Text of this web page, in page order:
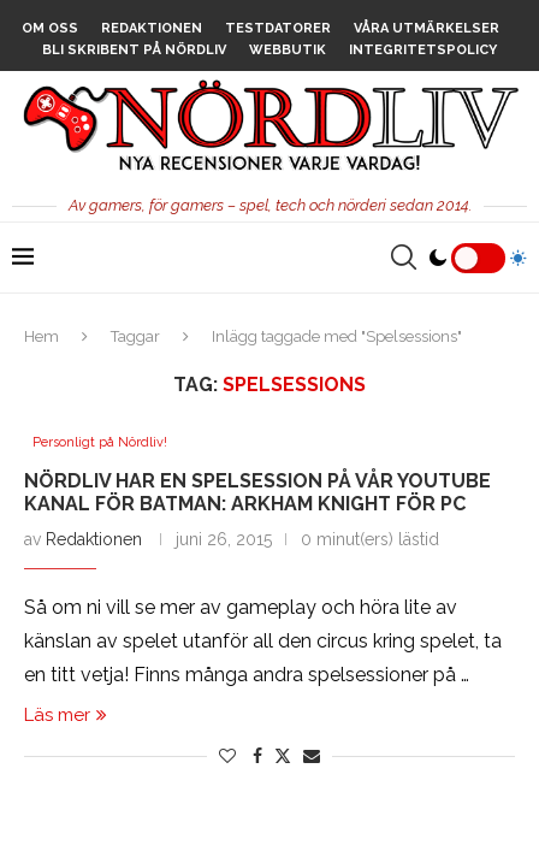
OM OSS REDAKTIONEN TESTDATORER
VÅRA UTMÄRKELSER
BLI SKRIBENT PÅ NÖRDLIV
WEBBUTIK INTEGRITETSPOLICY
Av gamers, för gamers – spel, tech och nörderi sedan 2014.
Hem Taggar Inlägg taggade med "Spelsessions"
TAG: SPELSESSIONS
Personligt på Nördliv!
NÖRDLIV HAR EN SPELSESSION PÅ VÅR YOUTUBE
KANAL FÖR BATMAN: ARKHAM KNIGHT FÖR PC
av Redaktionen juni 26, 2015 0 minut(ers) lästid
Så om ni vill se mer av gameplay och höra lite av
känslan av spelet utanför all den circus kring spelet, ta
en titt vetja! Finns många andra spelsessioner på …
Läs mer